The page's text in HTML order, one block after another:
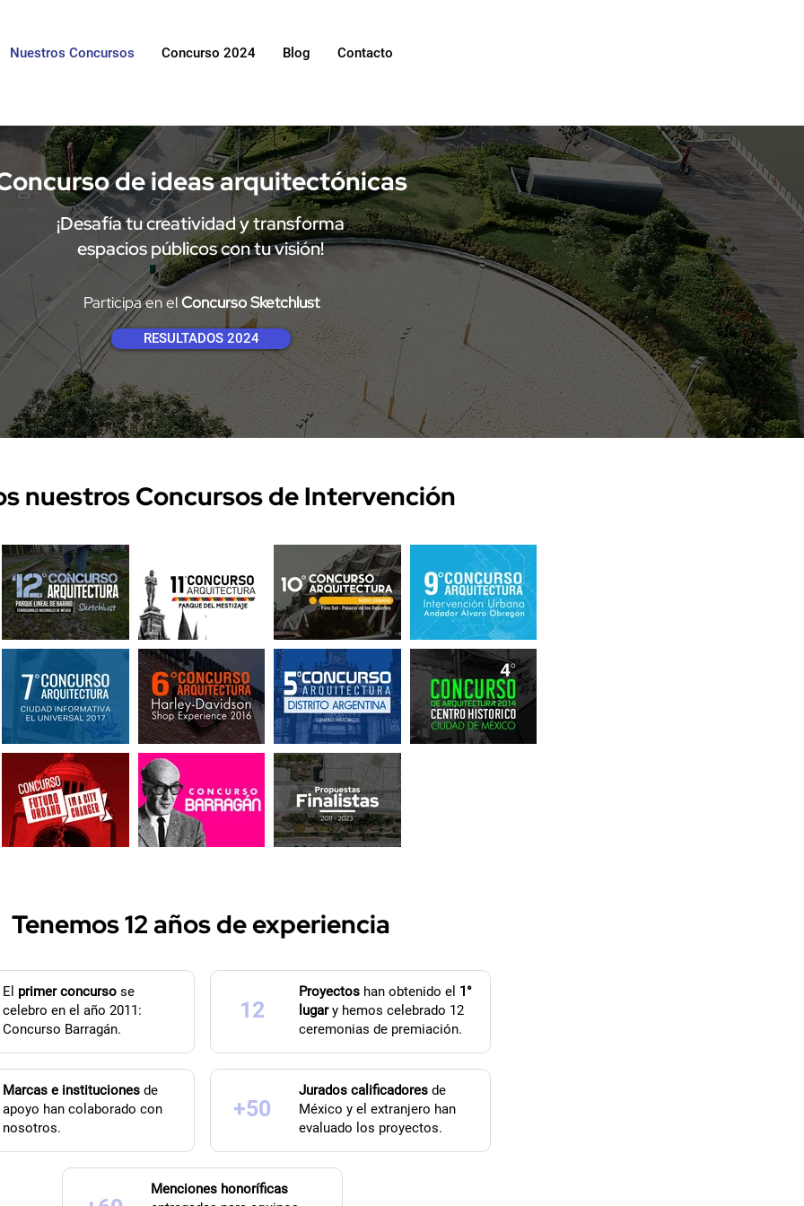
Nuestros Concursos Concurso 2024 Blog Contacto
de ideas arquitectónicas
¡Desafía tu creatividad y transforma
espacios públicos con tu visión!
Participa en elConcurso Sketchlust
RESULTADOS 2024
nuestros Concursos de Intervención
Tenemos 12 años de experiencia
El primer concursose
celebro en el año 2011:
Concurso Barragán.
Marcas e institucionesde
apoyo han colaborado con
nosotros.
12
Proyectoshan obtenido el 1°
lugary hemos celebrado 12
ceremonias de premiación.
+50
Jurados calificadoresde
México y el extranjero han
evaluado los proyectos.
Menciones honoríficas